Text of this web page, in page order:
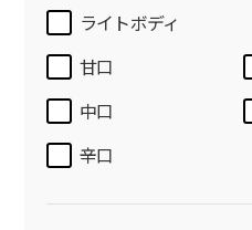
ライトボディ
甘口
中口
辛口